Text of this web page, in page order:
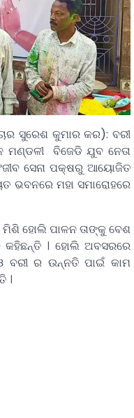
ସୁରେଶ କୁମାର କର): ବରୀ
ମଣ୍ଡଳୀ ବିଜେଡି ଯୁବ ନେତା
ସେନା ପକ୍ଷରୁ ଆୟୋଜିତ
ଭବନରେ ମହା ସମାରୋହରେ
ମିଶି ହୋଲି ପାଳନ ତାଙ୍କୁ ବେଶ
। ହୋଲି ଅବସରରେ
ବରୀ ର ଉନ୍ନତି ପାଇଁ କାମ
।